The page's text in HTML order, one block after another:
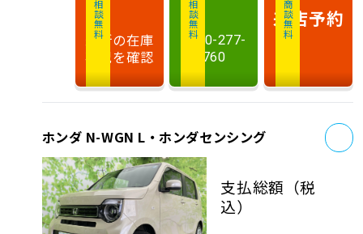
相談無料
最新の在庫
状況を確認
相談無料
0120-277-
760
商談無料
来店予約
ホンダ N-WGN L・ホンダセンシング
支払総額 （税
込）